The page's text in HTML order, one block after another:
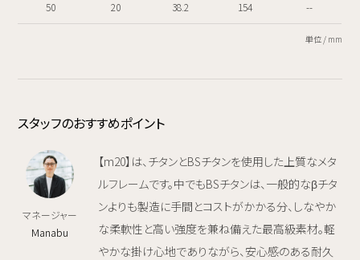
50 20 38.2 154 --
単位 / mm
スタッフのおすすめポイント
マネージャー
Manabu
【m20】は、チタンとBSチタンを使用した上質なメタ
ルフレームです。中でもBSチタンは、一般的なβチタ
ンよりも製造に手間とコストがかかる分、しなやか
な柔軟性と高い強度を兼ね備えた最高級素材。軽
やかな掛け心地でありながら、安心感のある耐久